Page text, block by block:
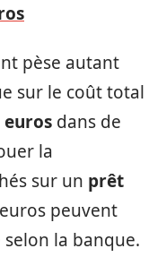
pèse autant
sur le coût total
dans de
la
sur un prêt
peuvent
la banque.